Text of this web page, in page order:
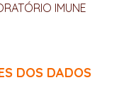
IMUNE
DOS DADOS